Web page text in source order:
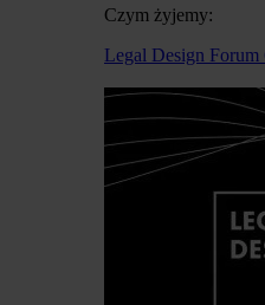
Czym żyjemy:
Legal Design Forum